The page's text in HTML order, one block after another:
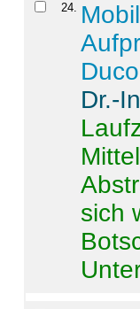
24.
Dr.-
sich